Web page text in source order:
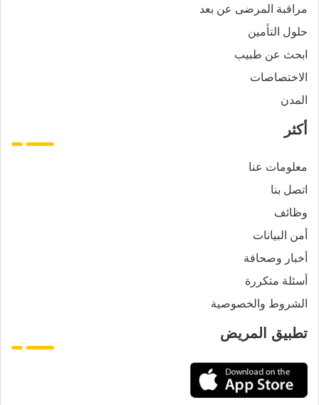
مراقبة المرضى عن بعد
حلول التأمين
ابحث عن طبيب
الاختصاصات
المدن
أكثر
معلومات عنا
اتصل بنا
وظائف
أمن البيانات
أخبار وصحافة
أسئلة متكررة
الشروط والخصوصية
تطبيق المريض